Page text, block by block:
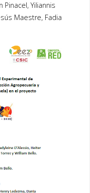
Pinacel, Yiliannis
Maestre, Fadia